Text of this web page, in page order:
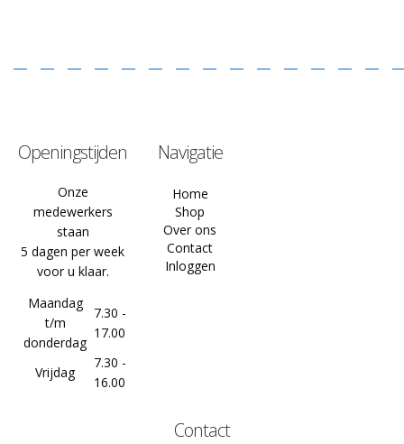
Openingstijden
Onze
medewerkers
staan
5 dagen per week
voor u klaar.
Maandag
t/m
donderdag
7.30 -
17.00
Vrijdag
7.30 -
16.00
Navigatie
Home
Shop
Over ons
Contact
Inloggen
Contact